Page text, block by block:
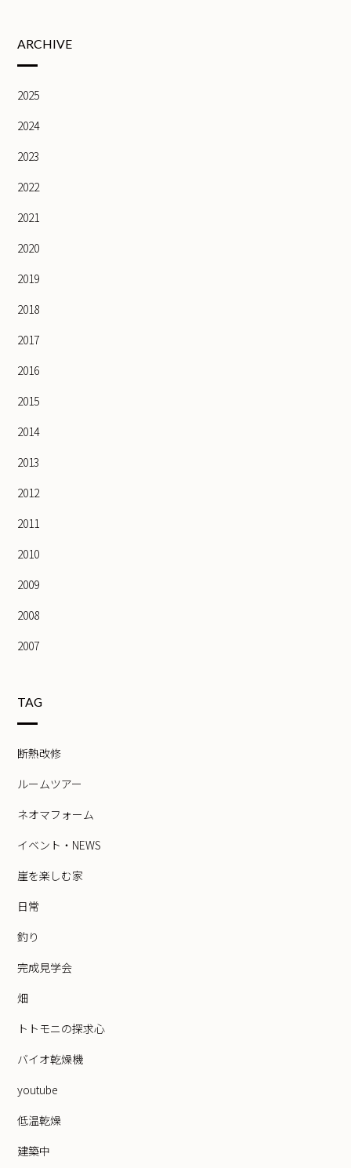
ARCHIVE
2025
2024
2023
2022
2021
2020
2019
2018
2017
2016
2015
2014
2013
2012
2011
2010
2009
2008
2007
TAG
断熱改修
ルームツアー
ネオマフォーム
イベント・NEWS
崖を楽しむ家
日常
釣り
完成見学会
畑
トトモニの探求心
バイオ乾燥機
youtube
低温乾燥
建築中